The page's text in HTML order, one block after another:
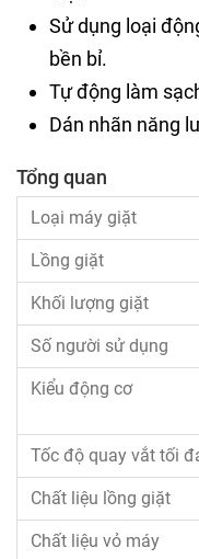
Sử dụng loại
bền bỉ.
Tự động làm
Dán nhãn năng
Tổng quan
Loại máy giặt
Lồng giặt
Khối lượng giặt
Số người sử dụng
Kiểu động cơ
Tốc độ quay vắt tối
Chất liệu lồng giặt
Chất liệu vỏ máy